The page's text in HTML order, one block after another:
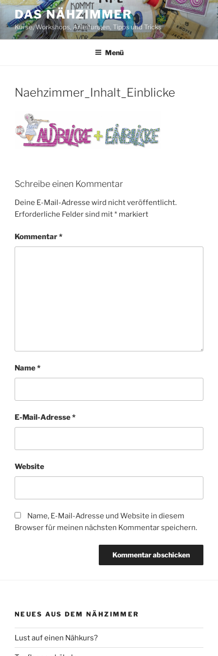
Zum
Inhalt
springen
DAS NÄHZIMMER
Kurse, Workshops, Anleitungen, Tipps und Tricks
Menü
Naehzimmer_Inhalt_Einblicke
Schreibe einen Kommentar
Deine E-Mail-Adresse wird nicht veröffentlicht.
Erforderliche Felder sind mit* markiert
Kommentar*
Name*
E-Mail-Adresse*
Website
Name, E-Mail-Adresse und Website in diesem
Browser für meinen nächsten Kommentar speichern.
NEUES AUS DEM NÄHZIMMER
Lust auf einen Nähkurs?